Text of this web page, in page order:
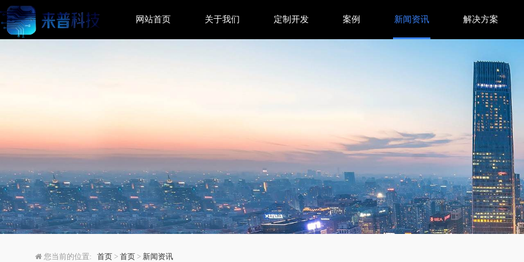
双模型对比如何提升信息筛选效率？分栏设计解
网站首页 关于我们 定制开发 案例 新闻资讯 解决方案
您当前的位置: 首页 > 首页 > 新闻资讯